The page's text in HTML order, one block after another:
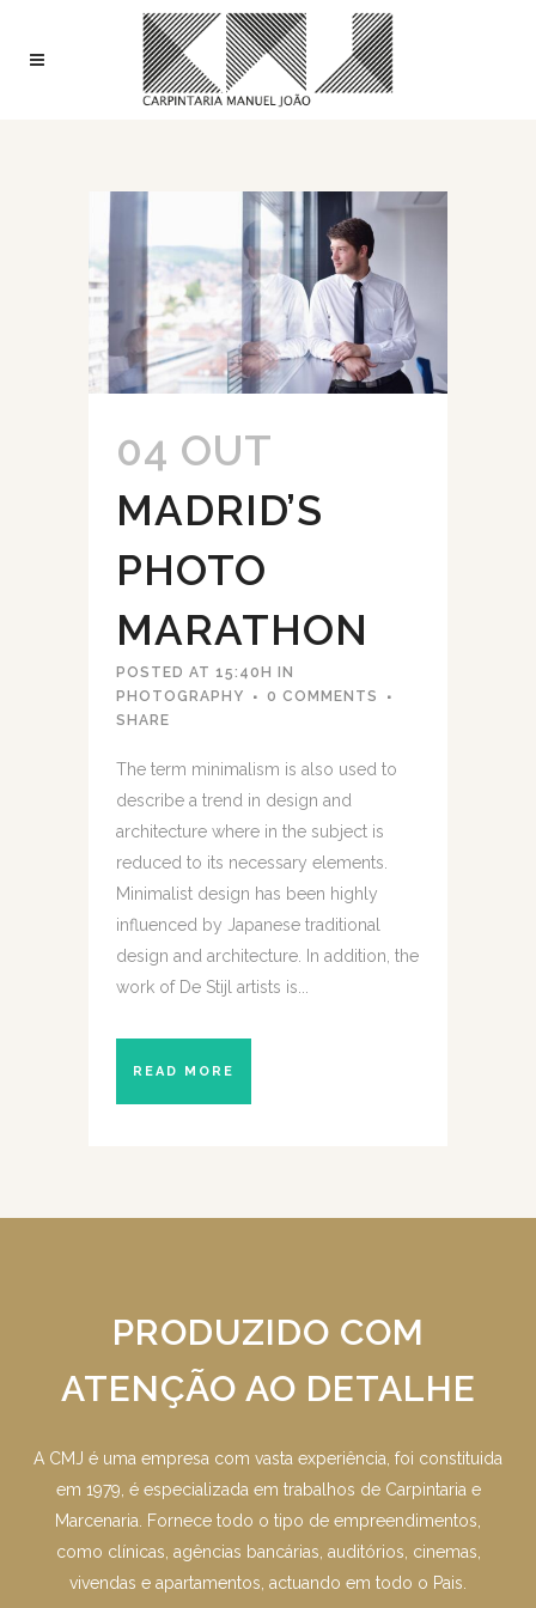
04 OUT
MADRID’S
PHOTO
MARATHON
POSTED AT 15:40H IN
PHOTOGRAPHY
0 COMMENTS
SHARE
The term minimalism is also used to
describe a trend in design and
architecture where in the subject is
reduced to its necessary elements.
Minimalist design has been highly
influenced by Japanese traditional
design and architecture. In addition, the
work of De Stijl artists is...
READ MORE
PRODUZIDO COM
ATENÇÃO AO DETALHE
A CMJ é uma empresa com vasta experiência, foi constituida
em 1979, é especializada em trabalhos de Carpintaria e
Marcenaria. Fornece todo o tipo de empreendimentos,
como clínicas, agências bancárias, auditórios, cinemas,
vivendas e apartamentos, actuando em todo o Pais.